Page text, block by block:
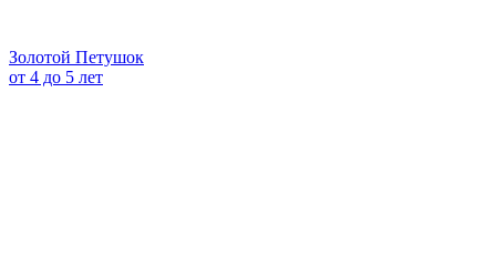
Золотой Петушок
от 4 до 5 лет